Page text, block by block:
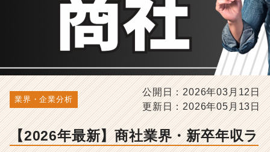
統
と
ン
ャ
に
合
業界・企業分析
公開日：2026年03月12日
更新日：2026年05月13日
【2026年最新】商社業界・新卒年収ラ